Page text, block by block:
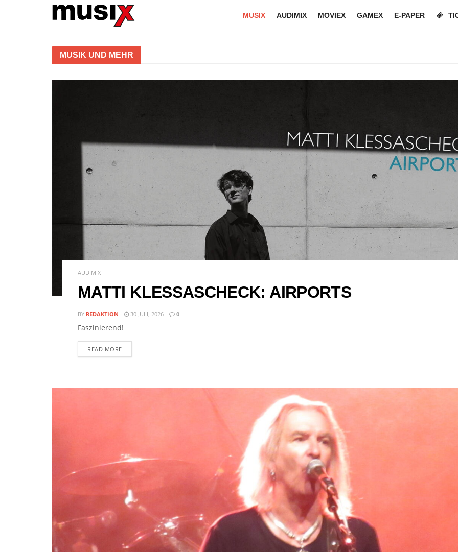
Musix
MUSIX AUDIMIX MOVIEX GAMEX E-PAPER
MUSIK UND MEHR
AUDIMIX
MATTI KLESSASCHECK: AIRPORTS
BY REDAKTION 30 JULI, 2026 0
Faszinierend!
READ MORE